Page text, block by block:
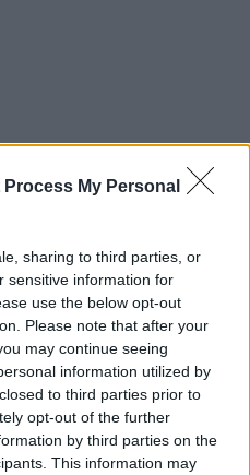
Process My Personal
sharing to third parties, or
sensitive information for
use the below opt-out
Please note that after your
may continue seeing
information utilized by
to third parties prior to
opt-out of the further
by third parties on the
This information may